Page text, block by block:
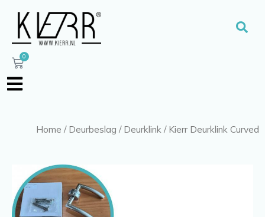
naar
inhoud
0
Winkelwagen
Home / Deurbeslag / Deurklink / Kierr Deurklink Curved